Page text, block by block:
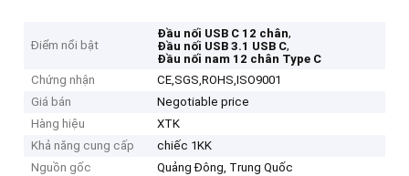
Điểm nổi bật
Đầu nối USB C 12 chân,
Đầu nối USB 3.1 USB C,
Đầu nối nam 12 chân Type C
Chứng nhận
CE,SGS,ROHS,ISO9001
Giá bán
Negotiable price
Hàng hiệu
XTK
Khả năng cung cấp
chiếc 1KK
Nguồn gốc
Quảng Đông, Trung Quốc